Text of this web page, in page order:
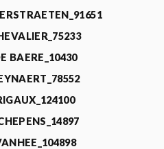
BAERE_10430